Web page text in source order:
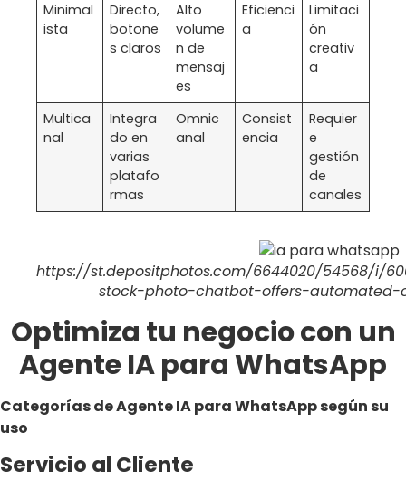
Minimal
ista
Directo,
botone
s claros
Alto
volume
n de
mensaj
es
Eficienci
a
Limitaci
ón
creativ
a
Multica
nal
Integra
do en
varias
platafo
rmas
Omnic
anal
Consist
encia
Requier
e
gestión
de
canales
https://st.depositphotos.com/6644020/54568/i/
stock-photo-chatbot-offers-automated-
Optimiza tu negocio con un
Agente IA para WhatsApp
Categorías de Agente IA para WhatsApp según su
uso
Servicio al Cliente